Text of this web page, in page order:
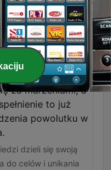
on się staje
stajesz
refleksją na
ojca.
za marzeniami, a
to już
powolutku w
dzieli się swoją
do celów i unikania